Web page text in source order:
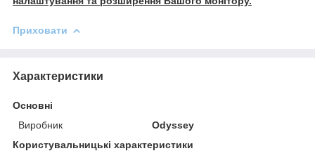
Приховати
Характеристики
Основні
Виробник
Odyssey
Користувальницькі характеристики